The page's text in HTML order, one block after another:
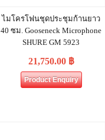
ไมโครโฟนชุดประชุมก้านยาว
40 ซม. Gooseneck Microphone
SHURE GM 5923
21,750.00 ฿
Product Enquiry